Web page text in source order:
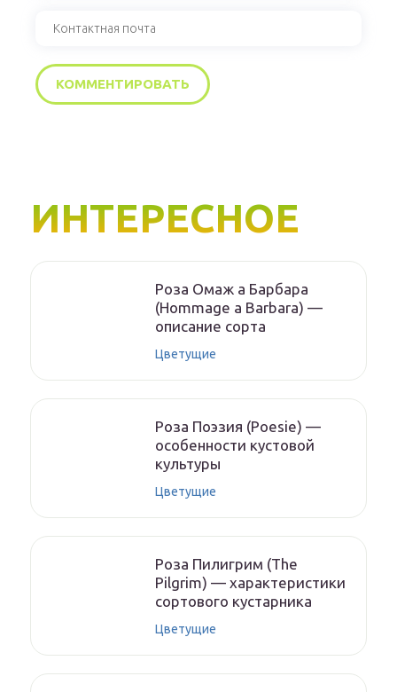
ИНТЕРЕСНОЕ
Роза Омаж а Барбара
(Hommage a Barbara) —
описание сорта
Цветущие
Роза Поэзия (Poesie) —
особенности кустовой
культуры
Цветущие
Роза Пилигрим (The
Pilgrim) — характеристики
сортового кустарника
Цветущие